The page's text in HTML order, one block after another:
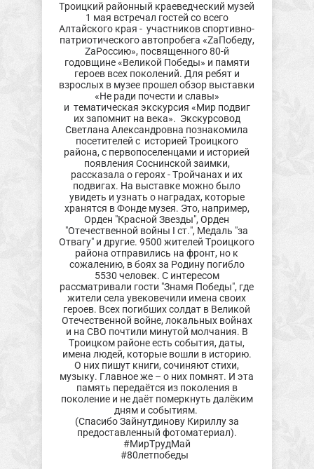
Троицкий районный краеведческий музей
1 мая встречал гостей со всего
Алтайского края - участников спортивно-
патриотического автопробега «ZаПобеду,
ZаРоссию», посвященного 80-й
годовщине «Великой Победы» и памяти
героев всех поколений. Для ребят и
взрослых в музее прошел обзор выставки
«Не ради почести и славы»
и тематическая экскурсия «Мир подвиг
их запомнит на века». Экскурсовод
Светлана Александровна познакомила
посетителей с историей Троицкого
района, с первопоселенцами и историей
появления Соснинской заимки,
рассказала о героях - Тройчанах и их
подвигах. На выставке можно было
увидеть и узнать о наградах, которые
хранятся в Фонде музея. Это, например,
Орден "Красной Звезды", Орден
"Отечественной войны I ст.", Медаль "за
Отвагу" и другие. 9500 жителей Троицкого
района отправились на фронт, но к
сожалению, в боях за Родину погибло
5530 человек. С интересом
рассматривали гости "Знамя Победы", где
жители села увековечили имена своих
героев. Всех погибших солдат в Великой
Отечественной войне, локальных войнах
и на СВО почтили минутой молчания. В
Троицком районе есть события, даты,
имена людей, которые вошли в историю.
О них пишут книги, сочиняют стихи,
музыку. Главное же – о них помнят. И эта
память передаётся из поколения в
поколение и не даёт померкнуть далёким
дням и событиям.
(Спасибо Зайнутдинову Кириллу за
предоставленный фотоматериал).
#МирТрудМай
#80летпобеды